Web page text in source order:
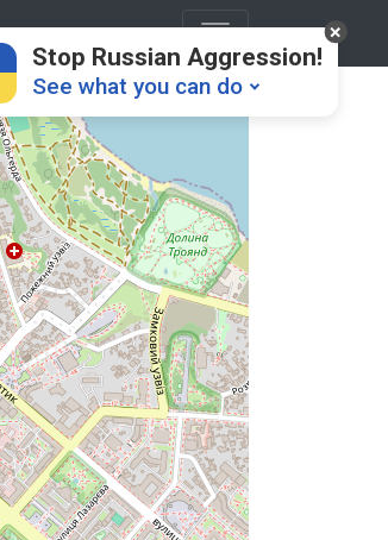
Stop Russian Aggression!
See what you can do
Donate
Support Ukraine
Share this widget